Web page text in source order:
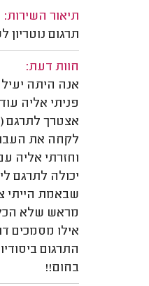
תיאור השירות:
תרגום נוטריון
חוות דעת:
אנה היתה
פניתי אליה
אצטרך לתרגם
לקחה את
וחזרתי אליה
יכולה לתרגם
שבאמת הייתי
מראש שלא הכל
אילו מסמכים
התרגום
בחום!!